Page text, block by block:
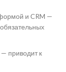
и CRM —
— приводит к